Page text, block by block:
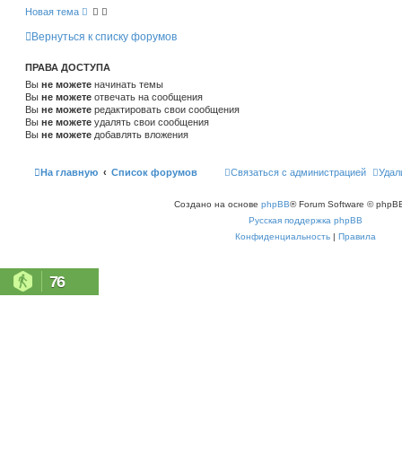
Новая тема
Вернуться к списку форумов
ПРАВА ДОСТУПА
Вы не можете начинать темы
Вы не можете отвечать на сообщения
Вы не можете редактировать свои сообщения
Вы не можете удалять свои сообщения
Вы не можете добавлять вложения
На главную Список форумов Связаться с администрацией
Создано на основе phpBB® Forum Software ©
Русская поддержка phpBB
Конфиденциальность | Правила
76